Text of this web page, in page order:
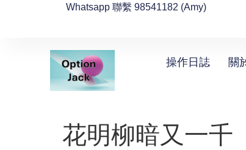
Whatsapp 聯繫 98541182 (Amy)
操作日誌 關
花明柳暗又一千